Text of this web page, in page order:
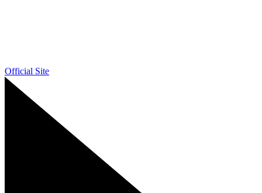
Official Site